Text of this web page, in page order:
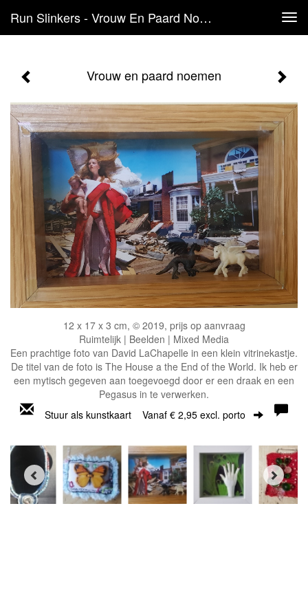
Run Slinkers - Vrouw En Paard Noemen
Vrouw en paard noemen
12 x 17 x 3 cm, © 2019, prijs op aanvraag
Ruimtelijk | Beelden | Mixed Media
Een prachtige foto van David LaChapelle in een klein vitrinekastje.
De titel van de foto is The House a the End of the World. Ik heb er
een mytisch gegeven aan toegevoegd door er een draak en een
Pegasus in te verwerken.
Stuur als kunstkaart Vanaf € 2,95 excl. porto